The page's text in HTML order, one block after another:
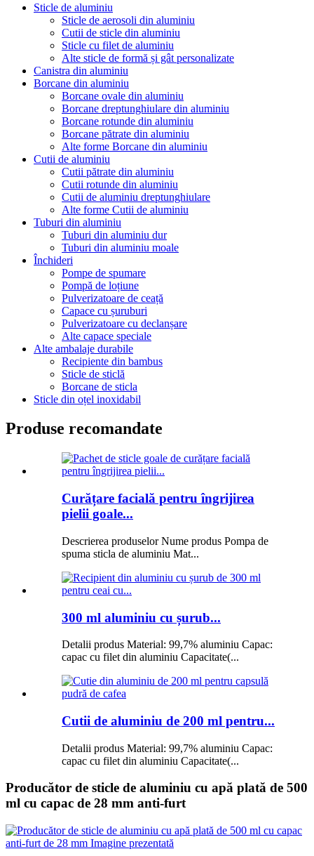
Sticle de aluminiu
Sticle de aerosoli din aluminiu
Cutii de sticle din aluminiu
Sticle cu filet de aluminiu
Alte sticle de formă și gât personalizate
Canistra din aluminiu
Borcane din aluminiu
Borcane ovale din aluminiu
Borcane dreptunghiulare din aluminiu
Borcane rotunde din aluminiu
Borcane pătrate din aluminiu
Alte forme Borcane din aluminiu
Cutii de aluminiu
Cutii pătrate din aluminiu
Cutii rotunde din aluminiu
Cutii de aluminiu dreptunghiulare
Alte forme Cutii de aluminiu
Tuburi din aluminiu
Tuburi din aluminiu dur
Tuburi din aluminiu moale
Închideri
Pompe de spumare
Pompă de loțiune
Pulverizatoare de ceață
Capace cu șuruburi
Pulverizatoare cu declanșare
Alte capace speciale
Alte ambalaje durabile
Recipiente din bambus
Sticle de sticlă
Borcane de sticla
Sticle din oțel inoxidabil
Produse recomandate
Curățare facială pentru îngrijirea
pielii goale...
Descrierea produselor Nume produs Pompa de
spuma sticla de aluminiu Mat...
300 ml aluminiu cu șurub...
Detalii produs Material: 99,7% aluminiu Capac:
capac cu filet din aluminiu Capacitate(...
Cutii de aluminiu de 200 ml pentru...
Detalii produs Material: 99,7% aluminiu Capac:
capac cu filet din aluminiu Capacitate(...
Producător de sticle de aluminiu cu apă plată de 500
ml cu capac de 28 mm anti-furt